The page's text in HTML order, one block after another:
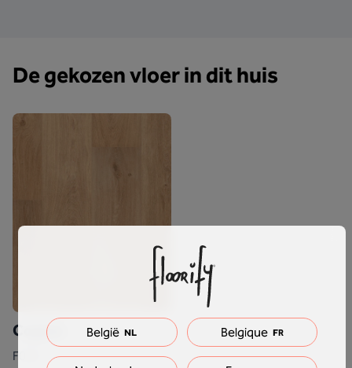
De gekozen vloer in dit huis
Cognac
F019
België NL Belgique FR